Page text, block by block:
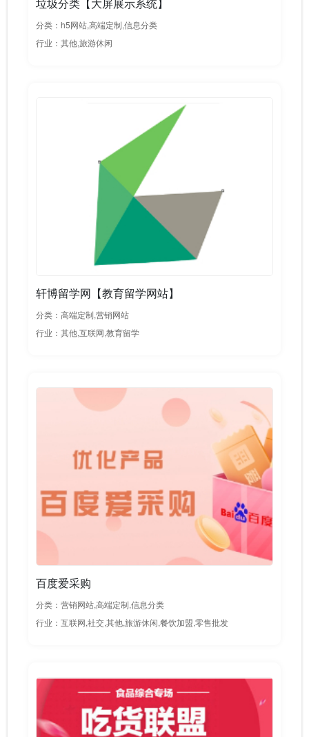
垃圾分类【大屏展示系统】
分类：h5网站,高端定制,信息分类
行业：其他,旅游休闲
轩博留学网【教育留学网站】
分类：高端定制,营销网站
行业：其他,互联网,教育留学
百度爱采购
分类：营销网站,高端定制,信息分类
行业：互联网,社交,其他,旅游休闲,餐饮加盟,零售批发